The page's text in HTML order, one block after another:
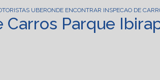
UBERONDE ENCONTRAR INSPECAO DE
Parque